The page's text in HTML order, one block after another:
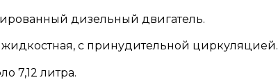
дизельный двигатель.
с принудительной циркуляцией.
7,12 литра.